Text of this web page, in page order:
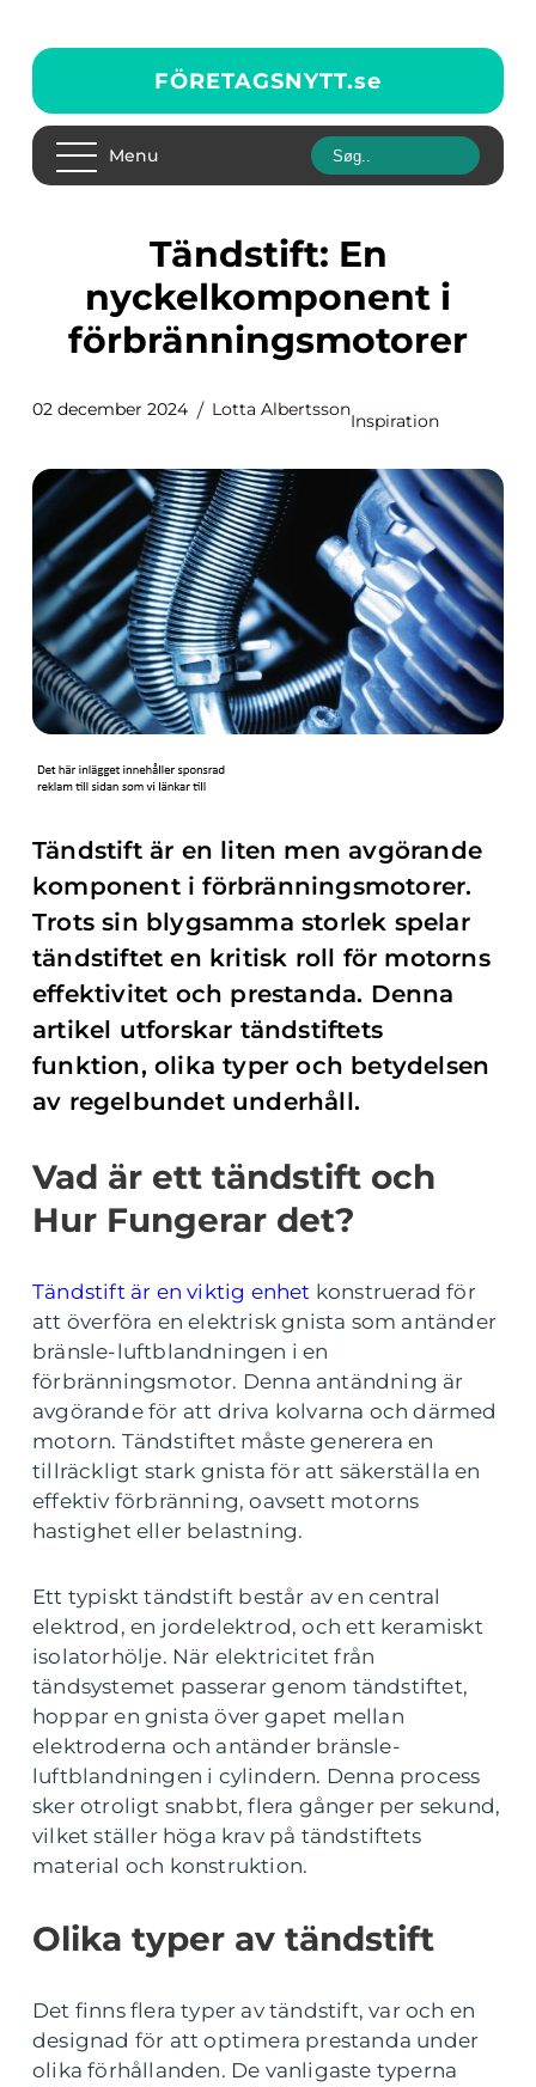
FÖRETAGSNYTT.se
Menu
Tändstift: En
nyckelkomponent i
förbränningsmotorer
02 december 2024 Lotta Albertsson
Inspiration
Tändstift är en liten men avgörande
komponent i förbränningsmotorer.
Trots sin blygsamma storlek spelar
tändstiftet en kritisk roll för motorns
effektivitet och prestanda. Denna
artikel utforskar tändstiftets
funktion, olika typer och betydelsen
av regelbundet underhåll.
Vad är ett tändstift och
Hur Fungerar det?
Tändstift är en viktig enhet konstruerad för
att överföra en elektrisk gnista som antänder
bränsle-luftblandningen i en
förbränningsmotor. Denna antändning är
avgörande för att driva kolvarna och därmed
motorn. Tändstiftet måste generera en
tillräckligt stark gnista för att säkerställa en
effektiv förbränning, oavsett motorns
hastighet eller belastning.
Ett typiskt tändstift består av en central
elektrod, en jordelektrod, och ett keramiskt
isolatorhölje. När elektricitet från
tändsystemet passerar genom tändstiftet,
hoppar en gnista över gapet mellan
elektroderna och antänder bränsle-
luftblandningen i cylindern. Denna process
sker otroligt snabbt, flera gånger per sekund,
vilket ställer höga krav på tändstiftets
material och konstruktion.
Olika typer av tändstift
Det finns flera typer av tändstift, var och en
designad för att optimera prestanda under
olika förhållanden. De vanligaste typerna